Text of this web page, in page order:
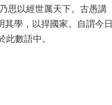
思以經世厲天下。古愚講
學，以捍國家。自謂今日
數語中。